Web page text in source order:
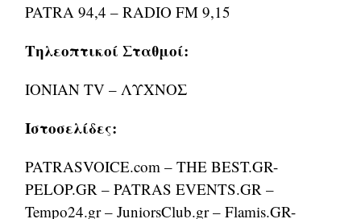
PATRA 94,4 – RADIO FM 9,15
Τηλεοπτικοί Σταθμοί:
IONIAN TV – ΛΥΧΝΟΣ
Ιστοσελίδες:
PATRASVOICE.com – THE BEST.GR-
PELOP.GR – PATRAS EVENTS.GR –
Tempo24.gr – JuniorsClub.gr – Flamis.GR-